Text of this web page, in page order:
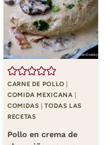
CARNE DE POLLO
COMIDA MEXICANA
COMIDAS |TODAS LAS
RECETAS
Pollo en crema de